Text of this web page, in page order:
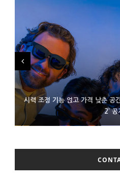
시력 조정 기능 얹고 가격 낮춘 공
2’ 공
D램 부족에 10억달러어치 아이
300~400달러 반지형 스